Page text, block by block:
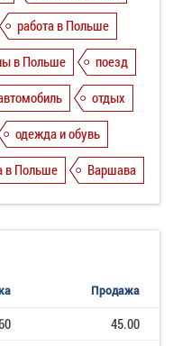
работа в Польше
в Польше
поезд
отдых
одежда и обувь
в Польше Варшава
Продажа
45.00